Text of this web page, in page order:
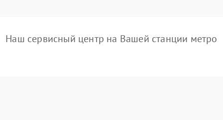
Наш сервисный центр на Вашей станции метро